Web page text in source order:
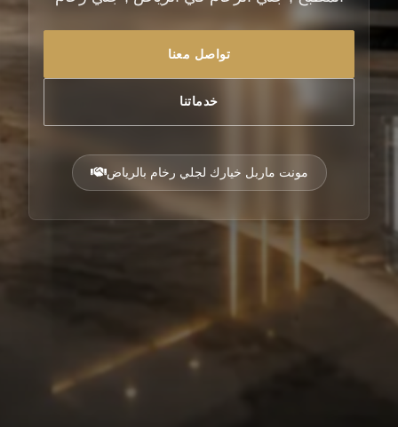
تواصل معنا
خدماتنا
مونت ماربل خيارك لجلي رخام بالرياض